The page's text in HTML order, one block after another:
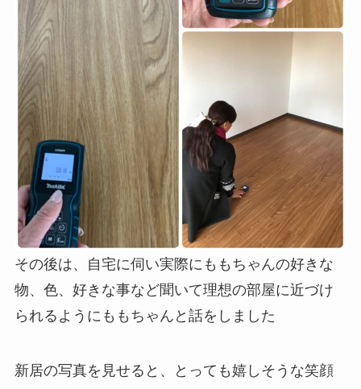
その後は、自宅に伺い実際にももちゃんの好きな
物、色、好きな事など聞いて理想の部屋に近づけ
られるようにももちゃんと話をしました
新居の写真を見せると、とっても嬉しそうな笑顔